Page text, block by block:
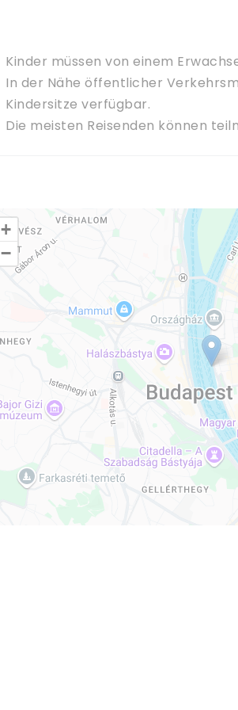
Kinder müssen von einem
In der Nähe öffentlicher
Kindersitze verfügbar.
Die meisten Reisenden können
+
−